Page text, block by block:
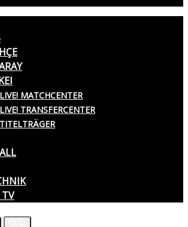
MATCHCENTER
TRANSFERCENTER